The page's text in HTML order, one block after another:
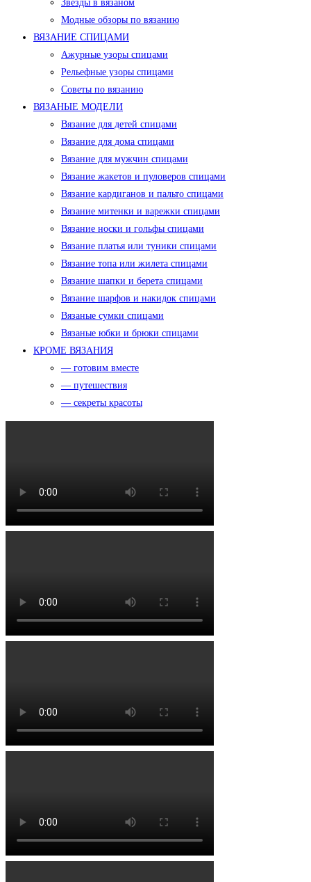
Звезды в вязаном
Модные обзоры по вязанию
ВЯЗАНИЕ СПИЦАМИ
Ажурные узоры спицами
Рельефные узоры спицами
Советы по вязанию
ВЯЗАНЫЕ МОДЕЛИ
Вязание для детей спицами
Вязание для дома спицами
Вязание для мужчин спицами
Вязание жакетов и пуловеров спицами
Вязание кардиганов и пальто спицами
Вязание митенки и варежки спицами
Вязание носки и гольфы спицами
Вязание платья или туники спицами
Вязание топа или жилета спицами
Вязание шапки и берета спицами
Вязание шарфов и накидок спицами
Вязаные сумки спицами
Вязаные юбки и брюки спицами
КРОМЕ ВЯЗАНИЯ
— готовим вместе
— путешествия
— секреты красоты